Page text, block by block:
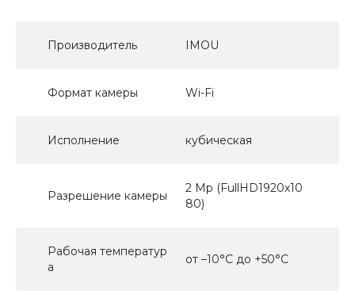
Производитель IMOU
Формат камеры Wi-Fi
Исполнение кубическая
Разрешение камеры
2 Mp (FullHD1920x10
80)
Рабочая температур
а
от –10°C до +50°C